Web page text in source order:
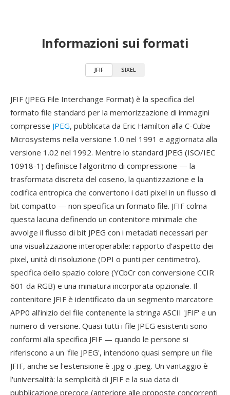
Informazioni sui formati
JFIF SIXEL
JFIF (JPEG File Interchange Format) è la specifica del
formato file standard per la memorizzazione di immagini
compresse JPEG, pubblicata da Eric Hamilton alla C-Cube
Microsystems nella versione 1.0 nel 1991 e aggiornata alla
versione 1.02 nel 1992. Mentre lo standard JPEG (ISO/IEC
10918-1) definisce l'algoritmo di compressione — la
trasformata discreta del coseno, la quantizzazione e la
codifica entropica che convertono i dati pixel in un flusso di
bit compatto — non specifica un formato file. JFIF colma
questa lacuna definendo un contenitore minimale che
avvolge il flusso di bit JPEG con i metadati necessari per
una visualizzazione interoperabile: rapporto d'aspetto dei
pixel, unità di risoluzione (DPI o punti per centimetro),
specifica dello spazio colore (YCbCr con conversione CCIR
601 da RGB) e una miniatura incorporata opzionale. Il
contenitore JFIF è identificato da un segmento marcatore
APP0 all'inizio del file contenente la stringa ASCII 'JFIF' e un
numero di versione. Quasi tutti i file JPEG esistenti sono
conformi alla specifica JFIF — quando le persone si
riferiscono a un 'file JPEG', intendono quasi sempre un file
JFIF, anche se l'estensione è .jpg o .jpeg. Un vantaggio è
l'universalità: la semplicità di JFIF e la sua data di
pubblicazione precoce (anteriore alle proposte concorrenti